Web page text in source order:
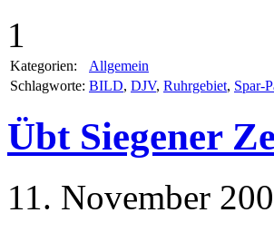
1
Kategorien:
Allgemein
Schlagworte: BILD, DJV, Ruhrgebiet, Spar-
Übt Siegener
11. November